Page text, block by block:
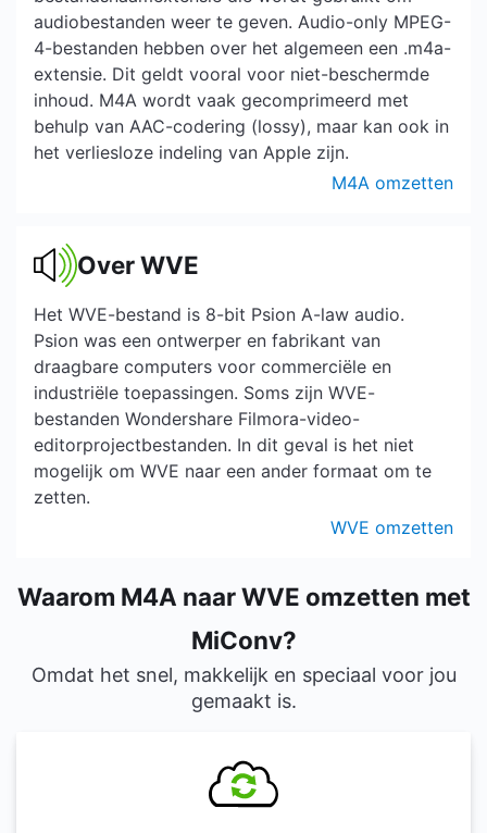
audiobestanden weer te geven. Audio-only MPEG-
4-bestanden hebben over het algemeen een .m4a-
extensie. Dit geldt vooral voor niet-beschermde
inhoud. M4A wordt vaak gecomprimeerd met
behulp van AAC-codering (lossy), maar kan ook in
het verliesloze indeling van Apple zijn.
M4A omzetten
Over WVE
Het WVE-bestand is 8-bit Psion A-law audio.
Psion was een ontwerper en fabrikant van
draagbare computers voor commerciële en
industriële toepassingen. Soms zijn WVE-
bestanden Wondershare Filmora-video-
editorprojectbestanden. In dit geval is het niet
mogelijk om WVE naar een ander formaat om te
zetten.
WVE omzetten
Waarom M4A naar WVE omzetten met
MiConv?
Omdat het snel, makkelijk en speciaal voor jou
gemaakt is.